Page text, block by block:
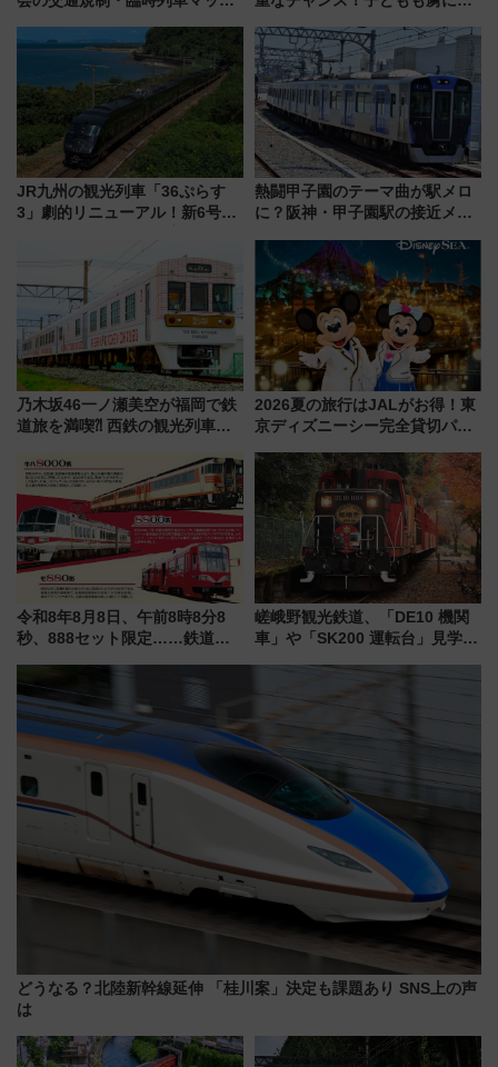
セス
メのタッチングプール」【夏休
み限定企画】
JR九州の観光列車「36ぷらす
3」劇的リニューアル！新6号車
別 “プレミアムランチ”導入･ル
熱闘甲子園のテーマ曲が駅メロ
に？阪神・甲子園駅の接近メロ
谷実アレンジの特別仕様へ、8月
5日始発から
乃木坂46一ノ瀬美空が福岡で鉄
道旅を満喫⁈ 西鉄の観光列車
CHIKUGO」で巡る福岡･太宰
府･柳川の旅！YouTubeが公開
に
2026夏の旅行はJALがお得！東
京ディズニーシー完全貸切パー
ーン始まる 条件は「夏の国内
線に2回搭乗」
令和8年8月8日、午前8時8分8
秒、888セット限定……鉄道各
たち
嵯峨野観光鉄道、「DE10 機関
車」や「SK200 運転台」見学ツ
うかも 参加方法やスケジュール
をご紹介
どうなる？北陸新幹線延伸 「桂川案」決定も課題あり SNS上の声
は